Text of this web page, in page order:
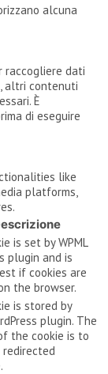
alcuna
raccogliere dati
altri contenuti
È
di eseguire
like
platforms,
is set by WPML
plugin and is
if cookies are
the browser.
is stored by
plugin. The
the cookie is to